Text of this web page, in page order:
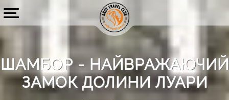
ШАМБОР - НАЙВРАЖАЮЧИЙ
ЗАМОК ДОЛИНИ ЛУАРИ